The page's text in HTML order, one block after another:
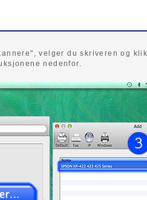
velger du skriveren og
nedenfor.